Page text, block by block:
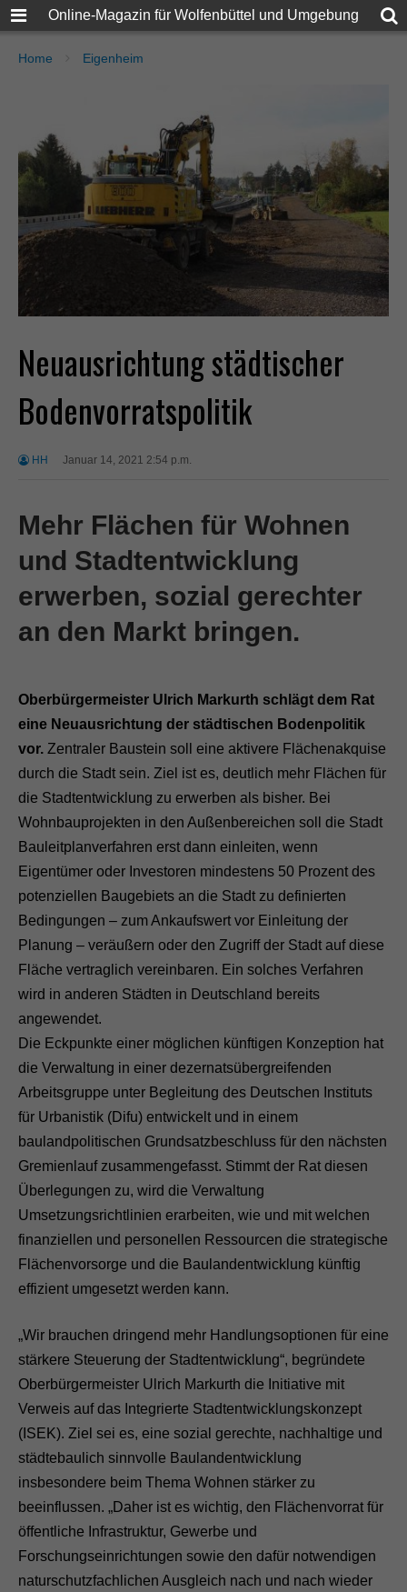
Online-Magazin für Wolfenbüttel und Umgebung
Home Eigenheim
Neuausrichtung städtischer
Bodenvorratspolitik
HH Januar 14, 2021 2:54 p.m.
Mehr Flächen für Wohnen
und Stadtentwicklung
erwerben, sozial gerechter
an den Markt bringen.
Oberbürgermeister Ulrich Markurth schlägt dem Rat
eine Neuausrichtung der städtischen Bodenpolitik
vor. Zentraler Baustein soll eine aktivere Flächenakquise
durch die Stadt sein. Ziel ist es, deutlich mehr Flächen für
die Stadtentwicklung zu erwerben als bisher. Bei
Wohnbauprojekten in den Außenbereichen soll die Stadt
Bauleitplanverfahren erst dann einleiten, wenn
Eigentümer oder Investoren mindestens 50 Prozent des
potenziellen Baugebiets an die Stadt zu definierten
Bedingungen – zum Ankaufswert vor Einleitung der
Planung – veräußern oder den Zugriff der Stadt auf diese
Fläche vertraglich vereinbaren. Ein solches Verfahren
wird in anderen Städten in Deutschland bereits
angewendet.
Die Eckpunkte einer möglichen künftigen Konzeption hat
die Verwaltung in einer dezernatsübergreifenden
Arbeitsgruppe unter Begleitung des Deutschen Instituts
für Urbanistik (Difu) entwickelt und in einem
baulandpolitischen Grundsatzbeschluss für den nächsten
Gremienlauf zusammengefasst. Stimmt der Rat diesen
Überlegungen zu, wird die Verwaltung
Umsetzungsrichtlinien erarbeiten, wie und mit welchen
finanziellen und personellen Ressourcen die strategische
Flächenvorsorge und die Baulandentwicklung künftig
effizient umgesetzt werden kann.
„Wir brauchen dringend mehr Handlungsoptionen für eine
stärkere Steuerung der Stadtentwicklung“, begründete
Oberbürgermeister Ulrich Markurth die Initiative mit
Verweis auf das Integrierte Stadtentwicklungskonzept
(ISEK). Ziel sei es, eine sozial gerechte, nachhaltige und
städtebaulich sinnvolle Baulandentwicklung
insbesondere beim Thema Wohnen stärker zu
beeinflussen. „Daher ist es wichtig, den Flächenvorrat für
öffentliche Infrastruktur, Gewerbe und
Forschungseinrichtungen sowie den dafür notwendigen
naturschutzfachlichen Ausgleich nach und nach wieder